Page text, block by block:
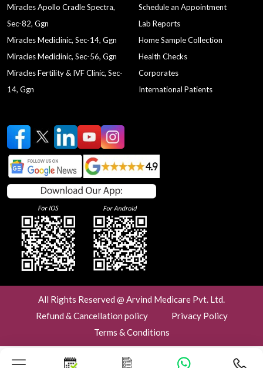
Miracles Apollo Cradle Spectra,
Sec-82, Ggn
Miracles Mediclinic, Sec-14, Ggn
Miracles Mediclinic, Sec-56, Ggn
Miracles Fertility & IVF Clinic, Sec-
14, Ggn
Schedule an Appointment
Lab Reports
Home Sample Collection
Health Checks
Corporates
International Patients
All Rights Reserved @ Arvind Medicare Pvt. Ltd.
Refund & Cancellation policy
Privacy Policy
Terms & Conditions